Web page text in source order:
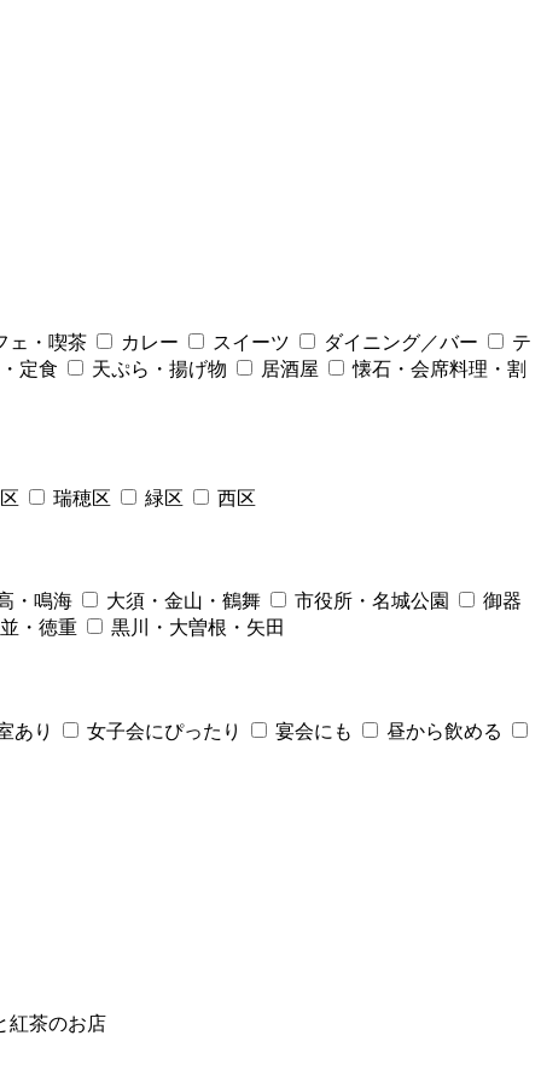
ェ・喫茶 カレー スイーツ ダイニング／バー
テ
定食
天ぷら・揚げ物 居酒屋 懐石・会席料理・割
瑞穂区 緑区 西区
・鳴海 大須・金山・鶴舞 市役所・名城公園
御器
・徳重
黒川・大曽根・矢田
あり 女子会にぴったり 宴会にも 昼から飲める
紅茶のお店